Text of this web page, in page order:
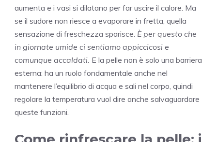
aumenta e i vasi si dilatano per far uscire il calore. Ma
se il sudore non riesce a evaporare in fretta, quella
sensazione di freschezza sparisce. È per questo che
in giornate umide ci sentiamo appiccicosi e
comunque accaldati. E la pelle non è solo una barriera
esterna: ha un ruolo fondamentale anche nel
mantenere l’equilibrio di acqua e sali nel corpo, quindi
regolare la temperatura vuol dire anche salvaguardare
queste funzioni.